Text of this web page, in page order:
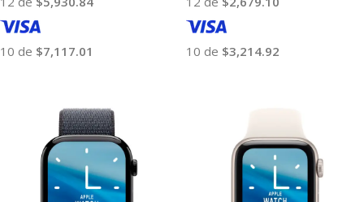
10 de $7,117.01 10 de $3,214.92